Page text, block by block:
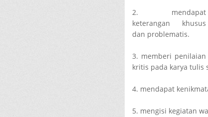
2. mendapat
keterangan khusus
dan problematis.
3. memberi penilaian
kritis pada karya tulis
4. mendapat
5. mengisi kegiatan